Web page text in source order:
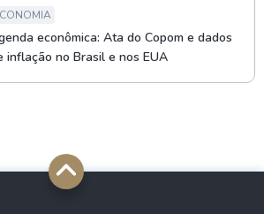
econômica: Ata do Copom e dados
inflação no Brasil e nos EUA